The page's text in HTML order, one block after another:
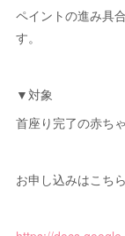
ペイントの進み具
す。
▼対象
首座り完了の赤ち
お申し込みはこ